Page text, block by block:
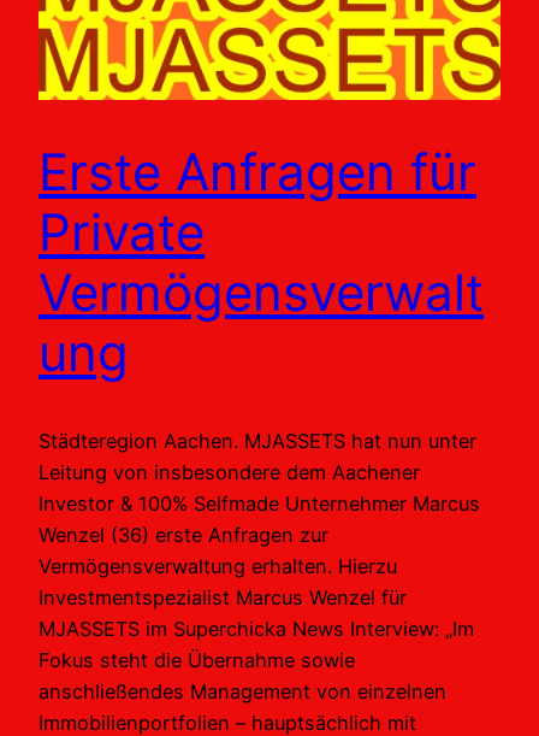
Erste Anfragen für
Private
Vermögensverwalt
ung
Städteregion Aachen. MJASSETS hat nun unter
Leitung von insbesondere dem Aachener
Investor & 100% Selfmade Unternehmer Marcus
Wenzel (36) erste Anfragen zur
Vermögensverwaltung erhalten. Hierzu
Investmentspezialist Marcus Wenzel für
MJASSETS im Superchicka News Interview: „Im
Fokus steht die Übernahme sowie
anschließendes Management von einzelnen
Immobilienportfolien – hauptsächlich mit